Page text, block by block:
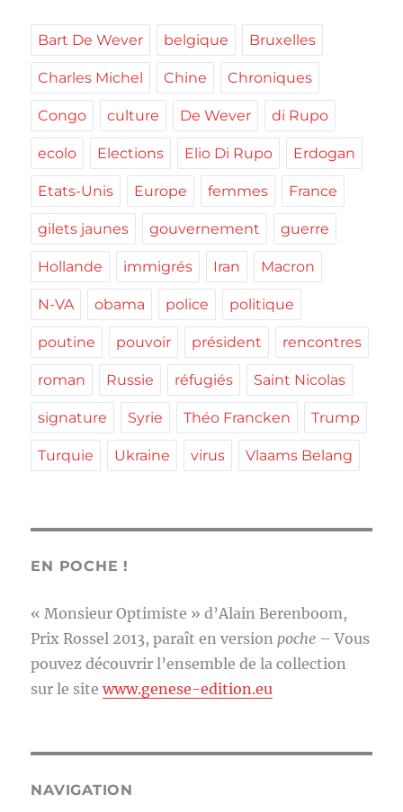
Bart De Wever belgique Bruxelles
Charles Michel Chine Chroniques
Congo culture De Wever di Rupo
ecolo Elections Elio Di Rupo Erdogan
Etats-Unis Europe femmes France
gilets jaunes gouvernement guerre
Hollande immigrés Iran Macron
N-VA obama police politique
poutine pouvoir président rencontres
roman Russie réfugiés Saint Nicolas
signature Syrie Théo Francken Trump
Turquie Ukraine virus Vlaams Belang
EN POCHE !
« Monsieur Optimiste » d’Alain Berenboom,
Prix Rossel 2013, paraît en version poche – Vous
pouvez découvrir l’ensemble de la collection
sur le sitewww.genese-edition.eu
NAVIGATION